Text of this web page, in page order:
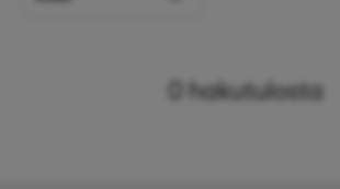
hakutulosta